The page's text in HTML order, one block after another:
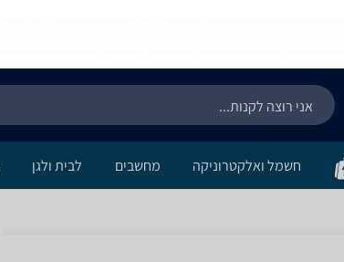
חשמל ואלקטרוניקה מחשבים לבית ולגן